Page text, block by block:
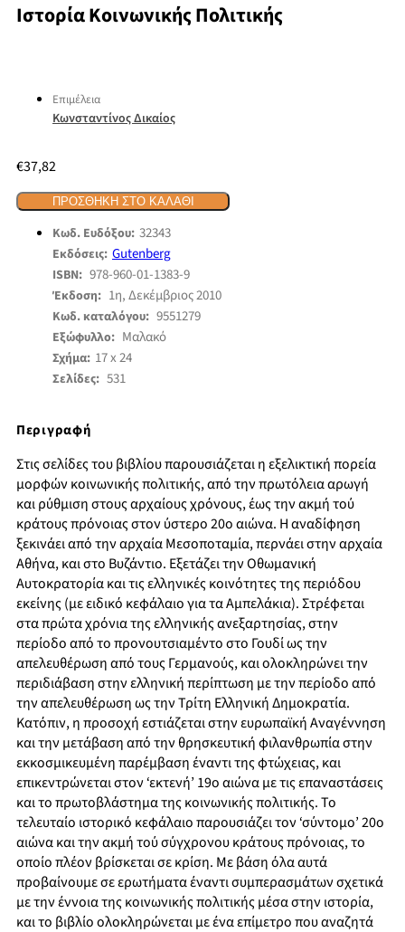
Ιστορία Κοινωνικής Πολιτικής
Επιμέλεια
Κωνσταντίνος Δικαίος
€37,82
ΠΡΟΣΘΉΚΗ ΣΤΟ ΚΑΛΆΘΙ
Κωδ. Ευδόξου: 32343
Εκδόσεις: Gutenberg
ISBN: 978-960-01-1383-9
Έκδοση: 1η, Δεκέμβριος 2010
Κωδ. καταλόγου: 9551279
Εξώφυλλο: Μαλακό
Σχήμα: 17 x 24
Σελίδες: 531
Περιγραφή
Στις σελίδες του βιβλίου παρουσιάζεται η εξελικτική πορεία
μορφών κοινωνικής πολιτικής, από την πρωτόλεια αρωγή
και ρύθμιση στους αρχαίους χρόνους, έως την ακμή τού
κράτους πρόνοιας στον ύστερο 20ο αιώνα. Η αναδίφηση
ξεκινάει από την αρχαία Μεσοποταμία, περνάει στην αρχαία
Αθήνα, και στο Βυζάντιο. Εξετάζει την Οθωμανική
Αυτοκρατορία και τις ελληνικές κοινότητες της περιόδου
εκείνης (με ειδικό κεφάλαιο για τα Αμπελάκια). Στρέφεται
στα πρώτα χρόνια της ελληνικής ανεξαρτησίας, στην
περίοδο από το προνουτσιαμέντο στο Γουδί ως την
απελευθέρωση από τους Γερμανούς, και ολοκληρώνει την
περιδιάβαση στην ελληνική περίπτωση με την περίοδο από
την απελευθέρωση ως την Τρίτη Ελληνική Δημοκρατία.
Κατόπιν, η προσοχή εστιάζεται στην ευρωπαϊκή Αναγέννηση
και την μετάβαση από την θρησκευτική φιλανθρωπία στην
εκκοσμικευμένη παρέμβαση έναντι της φτώχειας, και
επικεντρώνεται στον ‘εκτενή’ 19ο αιώνα με τις επαναστάσεις
και το πρωτοβλάστημα της κοινωνικής πολιτικής. Το
τελευταίο ιστορικό κεφάλαιο παρουσιάζει τον ‘σύντομο’ 20ο
αιώνα και την ακμή τού σύγχρονου κράτους πρόνοιας, το
οποίο πλέον βρίσκεται σε κρίση. Με βάση όλα αυτά
προβαίνουμε σε ερωτήματα έναντι συμπερασμάτων σχετικά
με την έννοια της κοινωνικής πολιτικής μέσα στην ιστορία,
και το βιβλίο ολοκληρώνεται με ένα επίμετρο που αναζητά